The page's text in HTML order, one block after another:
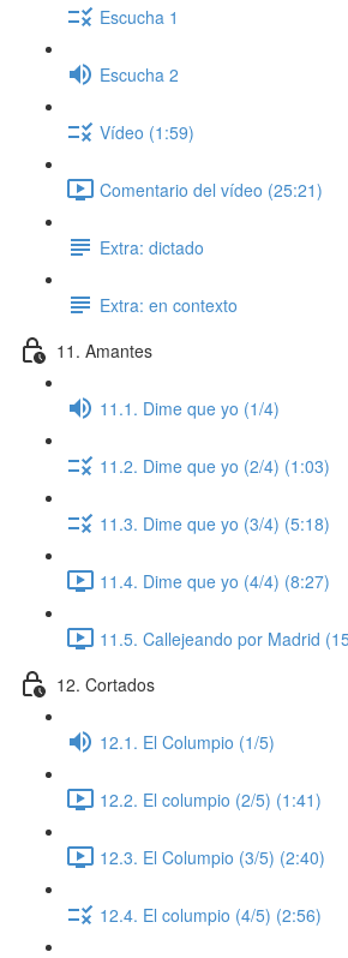
Escucha 1
Escucha 2
Vídeo (1:59)
Comentario del vídeo (25:21)
Extra: dictado
Extra: en contexto
11. Amantes
11.1. Dime que yo (1/4)
11.2. Dime que yo (2/4) (1:03)
11.3. Dime que yo (3/4) (5:18)
11.4. Dime que yo (4/4) (8:27)
11.5. Callejeando por Madrid
12. Cortados
12.1. El Columpio (1/5)
12.2. El columpio (2/5) (1:41)
12.3. El Columpio (3/5) (2:40)
12.4. El columpio (4/5) (2:56)